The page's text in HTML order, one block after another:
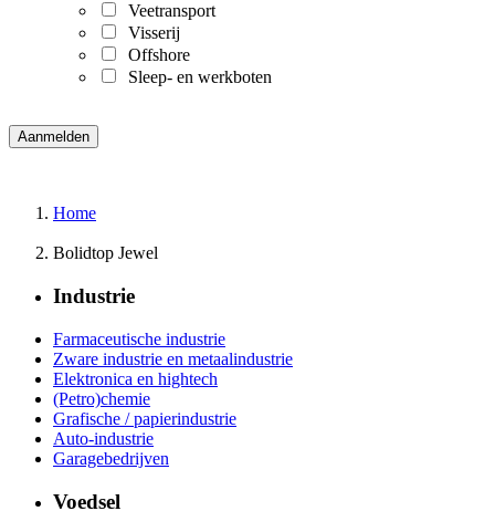
Veetransport
Visserij
Offshore
Sleep- en werkboten
Home
Bolidtop Jewel
Industrie
Farmaceutische industrie
Zware industrie en metaalindustrie
Elektronica en hightech
(Petro)chemie
Grafische / papierindustrie
Auto-industrie
Garagebedrijven
Voedsel